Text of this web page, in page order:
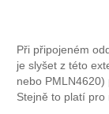
Při připojeném
je slyšet z této
nebo PMLN4620)
Stejně to platí pro